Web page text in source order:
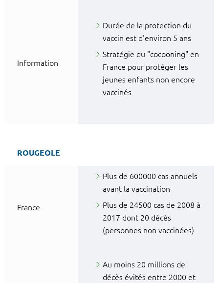
Information
Durée de la protection du
vaccin est d'environ 5 ans
Stratégie du "cocooning" en
France pour protéger les
jeunes enfants non encore
vaccinés
ROUGEOLE
France
Plus de 600000 cas annuels
avant la vaccination
Plus de 24500 cas de 2008 à
2017 dont 20 décès
(personnes non vaccinées)
Au moins 20 millions de
décès évités entre 2000 et